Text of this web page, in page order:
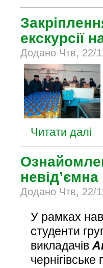
екскурсії
Додано Чтв, 22/
Читати далі
Додано Чтв, 22/
У рамках
студенти
викладачів